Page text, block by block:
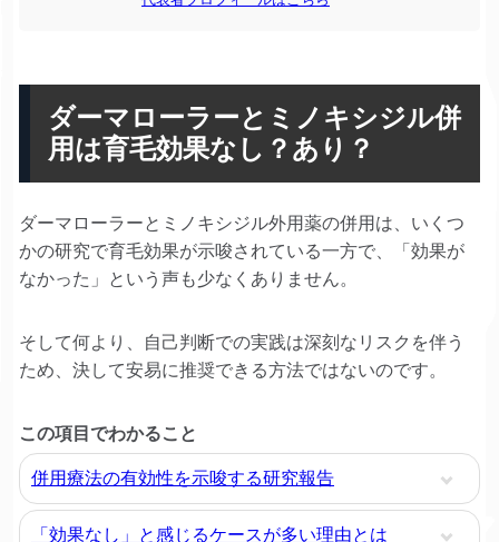
ダーマローラーとミノキシジル併
用は育毛効果なし？あり？
ダーマローラーとミノキシジル外用薬の併用は、いくつ
かの研究で育毛効果が示唆されている一方で、「効果が
なかった」という声も少なくありません。
そして何より、自己判断での実践は深刻なリスクを伴う
ため、決して安易に推奨できる方法ではないのです。
この項目でわかること
併用療法の有効性を示唆する研究報告
「効果なし」と感じるケースが多い理由とは